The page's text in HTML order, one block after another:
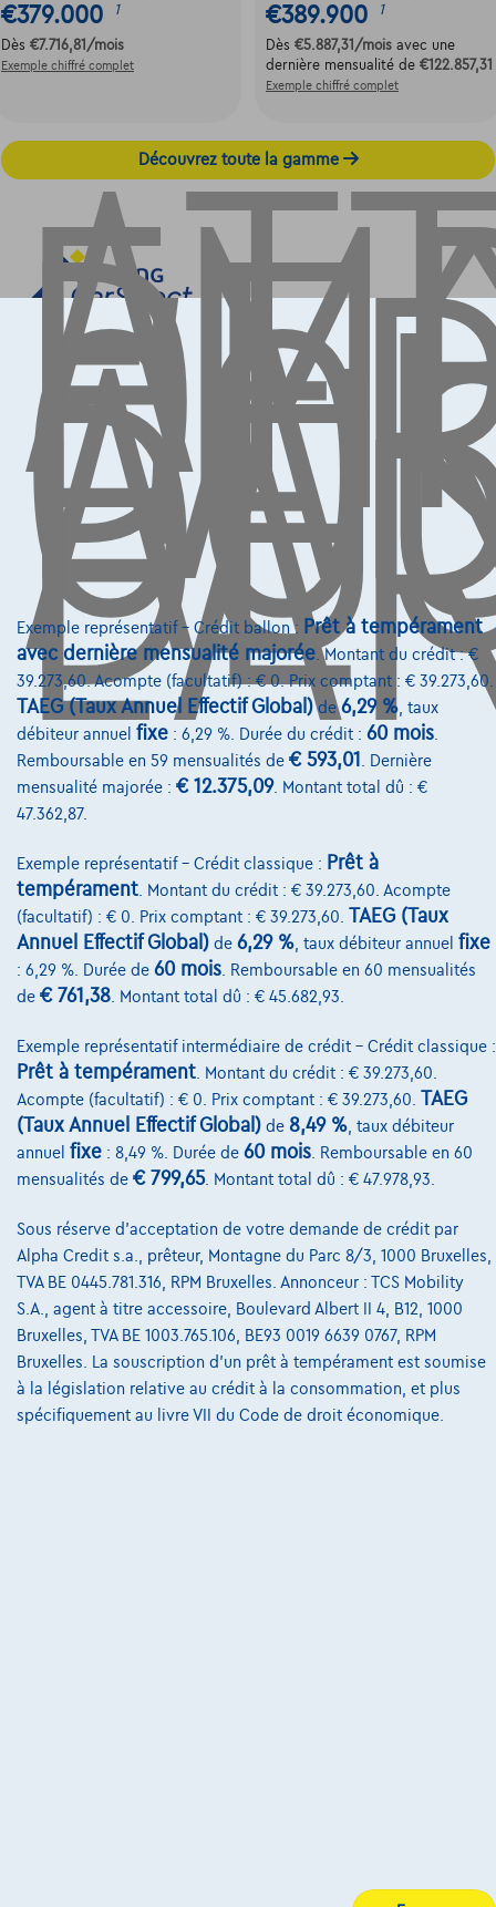
€379.000 1
Dès €7.716,81 /mois
Exemple chiffré complet
€389.900 1
Dès €5.887,31 /mois avec une
dernière mensualité de €122.857,31
Exemple chiffré complet
Découvrez toute la gamme
DE
DE
Exemple représentatif – Crédit ballon : Prêt à tempérament
avec dernière mensualité majorée. Montant du crédit : €
39.273,60. Acompte (facultatif) : € 0. Prix comptant : € 39.273,60.
TAEG (Taux Annuel Effectif Global)de6,29 %, taux
débiteur annuel fixe : 6,29 %. Durée du crédit : 60 mois.
Remboursable en 59 mensualités de € 593,01 . Dernière
mensualité majorée : € 12.375,09. Montant total dû : €
47.362,87.
Exemple représentatif – Crédit classique : Prêt à
tempérament . Montant du crédit : € 39.273,60. Acompte
(facultatif) : € 0. Prix comptant : € 39.273,60. TAEG (Taux
Annuel Effectif Global) de 6,29 % , taux débiteur annuel fixe
: 6,29 %. Durée de 60 mois . Remboursable en 60 mensualités
de € 761,38 . Montant total dû : € 45.682,93.
Exemple représentatif intermédiaire de crédit – Crédit classique :
Prêt à tempérament . Montant du crédit : € 39.273,60.
Acompte (facultatif) : € 0. Prix comptant : € 39.273,60. TAEG
(Taux Annuel Effectif Global) de 8,49 % , taux débiteur
annuel fixe : 8,49 %. Durée de 60 mois . Remboursable en 60
mensualités de € 799,65. Montant total dû : € 47.978,93.
Sous réserve d'acceptation de votre demande de crédit par
Alpha Credit s.a., prêteur, Montagne du Parc 8/3, 1000 Bruxelles,
TVA BE 0445.781.316, RPM Bruxelles. Annonceur : TCS Mobility
S.A., agent à titre accessoire, Boulevard Albert II 4, B12, 1000
Bruxelles, TVA BE 1003.765.106, BE93 0019 6639 0767, RPM
Bruxelles. La souscription d'un prêt à tempérament est soumise
à la législation relative au crédit à la consommation, et plus
spécifiquement au livre VII du Code de droit économique.
info@touringcarselect.be
Avenue Roi Albert II 4, B12
1000 Bruxelles
Services & Solutions
Assistance dépannage
Financement
Assurance auto
Leasing
Sur Nous
Devenez client
Qui nous sommes
Charte de qualité
Nos dealers
Nos partenaires
Notre équipe
Contact
@2024 TCS Mobility SA/NV Copyright
Conditions Générales
Conditions d'assistance
Politique Des Cookies